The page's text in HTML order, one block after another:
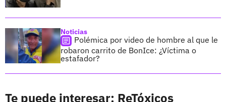
Noticias
Polémica por video de hombre al que le
robaron carrito de BonIce: ¿Víctima o
estafador?
Te puede interesar: ReTóxicos